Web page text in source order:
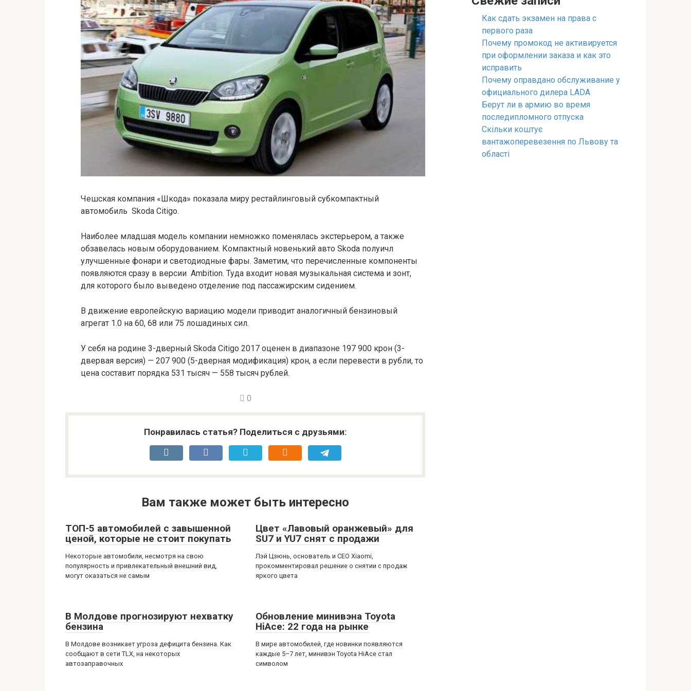
Чешская компания «Шкода» показала миру рестайлинговый субкомпактный
автомобиль Skoda Citigo.
Наиболее младшая модель компании немножко поменялась экстерьером, а также
обзавелась новым оборудованием. Компактный новенький авто Skoda полуичл
улучшенные фонари и светодиодные фары. Заметим, что перечисленные компоненты
появляются сразу в версии Ambition. Туда входит новая музыкальная система и зонт,
для которого было выведено отделение под пассажирским сидением.
В движение европейскую вариацию модели приводит аналогичный бензиновый
агрегат 1.0 на 60, 68 или 75 лошадиных сил.
У себя на родине 3-дверный Skoda Citigo 2017 оценен в диапазоне 197 900 крон (3-
двервая версия) — 207 900 (5-дверная модификация) крон, а если перевести в рубли, то
цена составит порядка 531 тысяч — 558 тысяч рублей.
0
Понравилась статья? Поделиться с друзьями:
Вам также может быть интересно
ТОП-5 автомобилей с завышенной
ценой, которые не стоит покупать
Некоторые автомобили, несмотря на свою
популярность и привлекательный внешний вид,
могут оказаться не самым
Цвет «Лавовый оранжевый» для
SU7 и YU7 снят с продажи
Лэй Цзюнь, основатель и CEO Xiaomi,
прокомментировал решение о снятии с продаж
яркого цвета
В Молдове прогнозируют нехватку
бензина
В Молдове возникает угроза дефицита бензина. Как
сообщают в сети TLX, на некоторых
автозаправочных
Обновление минивэна Toyota
HiAce: 22 года на рынке
В мире автомобилей, где новинки появляются
каждые 5–7 лет, минивэн Toyota HiAce стал
символом
Как сдать экзамен на права с
первого раза
Почему промокод не активируется
при оформлении заказа и как это
исправить
Почему оправдано обслуживание у
официального дилера LADA
Берут ли в армию во время
последипломного отпуска
Скільки коштує
вантажоперевезення по Львову та
області